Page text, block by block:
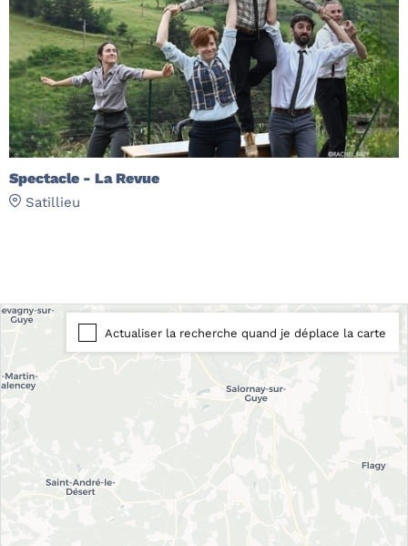
Spectacle - La Revue
Satillieu
Actualiser la recherche quand je déplace la carte